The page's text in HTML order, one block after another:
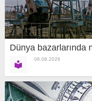
Dünya bazarlarında
06.08.2026